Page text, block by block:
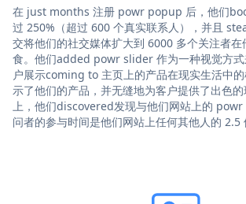
在 just months 注册 powr popup 后，他们
过 250%（超过 600 个真实联系人），并且
交将他们的社交媒体扩大到 6000 多个关注者在
食。他们added powr slider 作为一种视觉方式
户展示coming to 主页上的产品在现实生活中
示了他们的产品，并无缝地为客户提供了出色
上，他们discovered发现与他们网站上的 powr
问者的参与时间是他们网站上任何其他人的 2.5